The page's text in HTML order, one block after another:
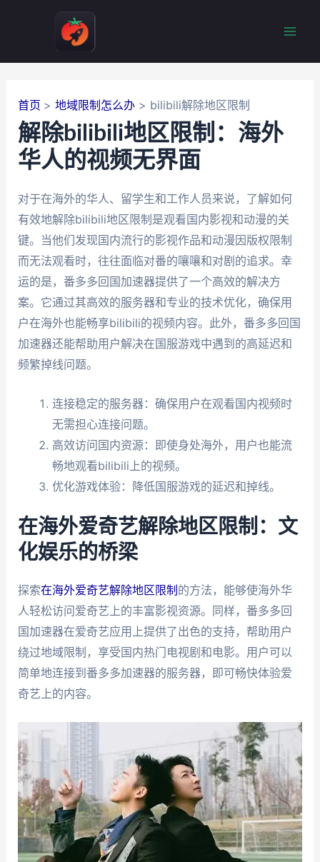
首页 地域限制怎么办 bilibili解除地区限制
解除bilibili地区限制：海外
华人的视频无界面
对于在海外的华人、留学生和工作人员来说，了解如何
有效地解除bilibili地区限制是观看国内影视和动漫的关
键。当他们发现国内流行的影视作品和动漫因版权限制
而无法观看时，往往面临对番的嚷嚷和对剧的追求。幸
运的是，番多多回国加速器提供了一个高效的解决方
案。它通过其高效的服务器和专业的技术优化，确保用
户在海外也能畅享bilibili的视频内容。此外，番多多回国
加速器还能帮助用户解决在国服游戏中遇到的高延迟和
频繁掉线问题。
连接稳定的服务器：确保用户在观看国内视频时
无需担心连接问题。
高效访问国内资源：即使身处海外，用户也能流
畅地观看bilibili上的视频。
优化游戏体验：降低国服游戏的延迟和掉线。
在海外爱奇艺解除地区限制：文
化娱乐的桥梁
探索在海外爱奇艺解除地区限制的方法，能够使海外华
人轻松访问爱奇艺上的丰富影视资源。同样，番多多回
国加速器在爱奇艺应用上提供了出色的支持，帮助用户
绕过地域限制，享受国内热门电视剧和电影。用户可以
简单地连接到番多多加速器的服务器，即可畅快体验爱
奇艺上的内容。